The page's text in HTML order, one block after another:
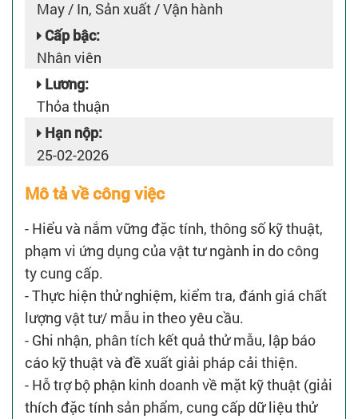
May / In, Sản xuất / Vận hành
Cấp bậc:
Nhân viên
Lương:
Thỏa thuận
Hạn nộp:
25-02-2026
Mô tả về công việc
- Hiểu và nắm vững đặc tính, thông số kỹ thuật,
phạm vi ứng dụng của vật tư ngành in do công
ty cung cấp.
- Thực hiện thử nghiệm, kiểm tra, đánh giá chất
lượng vật tư/ mẫu in theo yêu cầu.
- Ghi nhận, phân tích kết quả thử mẫu, lập báo
cáo kỹ thuật và đề xuất giải pháp cải thiện.
- Hỗ trợ bộ phận kinh doanh về mặt kỹ thuật (giải
thích đặc tính sản phẩm, cung cấp dữ liệu thử